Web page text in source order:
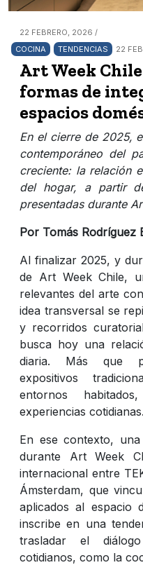
22 FEBRERO, 2026 /
COCINA
TENDENCIAS 22
Art Week
formas de
espacios
En el cierre de 2025,
contemporáneo del
creciente: la relación
del hogar, a partir
presentadas durante
Por Tomás Rodríguez
Al finalizar 2025, y
de Art Week Chile,
relevantes del arte
idea transversal se
y recorridos
busca hoy una
diaria. Más que
expositivos
entornos
experiencias cotidianas.
En ese contexto,
durante Art Week
internacional entre
Ámsterdam, que
aplicados al espacio
inscribe en una
trasladar el
cotidianos, como la